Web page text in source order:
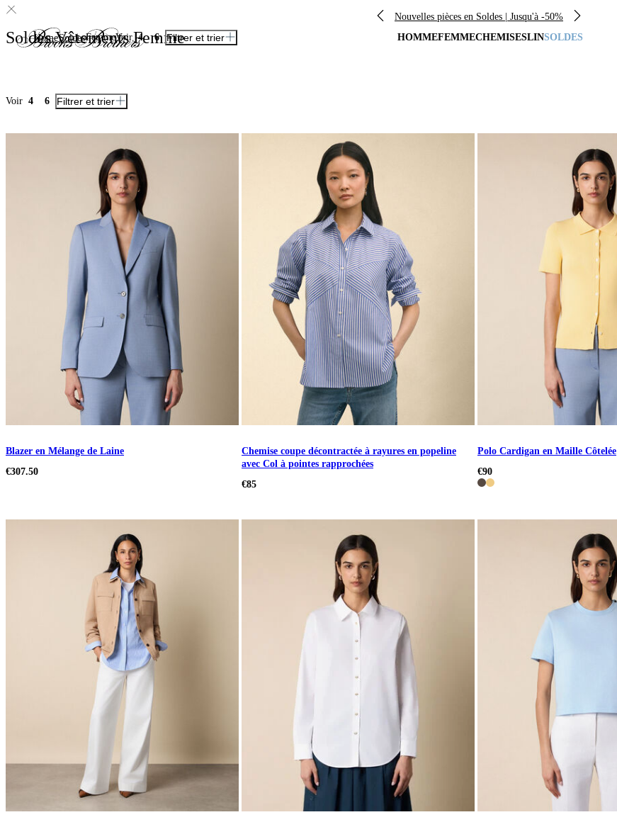
Nouvelles pièces en Soldes | Jusqu'à -50%
HOMMEFEMMECHEMISESLINSOLDES
HomeSoldesFemmeVoir 4 6 Filtrer et trier
Soldes Vêtements Femme
Voir 4 6 Filtrer et trier
Blazer en Mélange de Laine
€307.50
Chemise coupe décontractée à rayures en popeline
avec Col à pointes rapprochées
€85
Polo Cardigan en Maille Côtelée
€90